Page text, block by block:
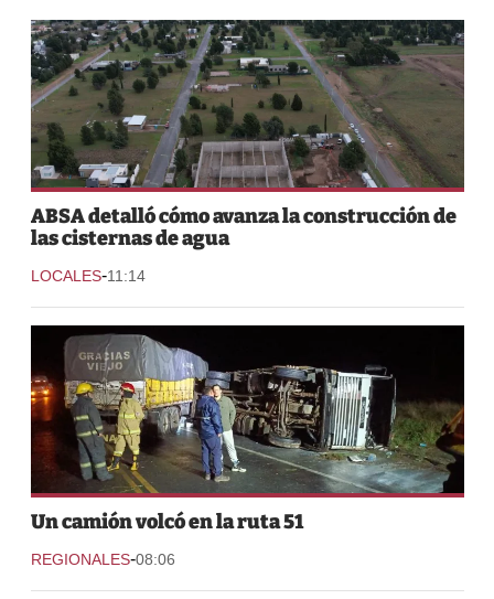
ABSA detalló cómo avanza la construcción de
las cisternas de agua
LOCALES-11:14
Un camión volcó en la ruta 51
REGIONALES-08:06